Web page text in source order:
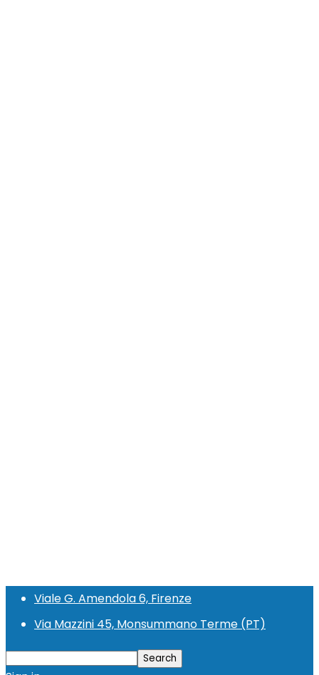
Viale G. Amendola 6, Firenze
Via Mazzini 45, Monsummano Terme (PT)